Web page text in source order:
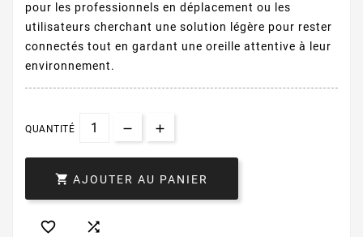
pour les professionnels en déplacement ou les
utilisateurs cherchant une solution légère pour rester
connectés tout en gardant une oreille attentive à leur
environnement.
QUANTITÉ
 AJOUTER AU PANIER
 